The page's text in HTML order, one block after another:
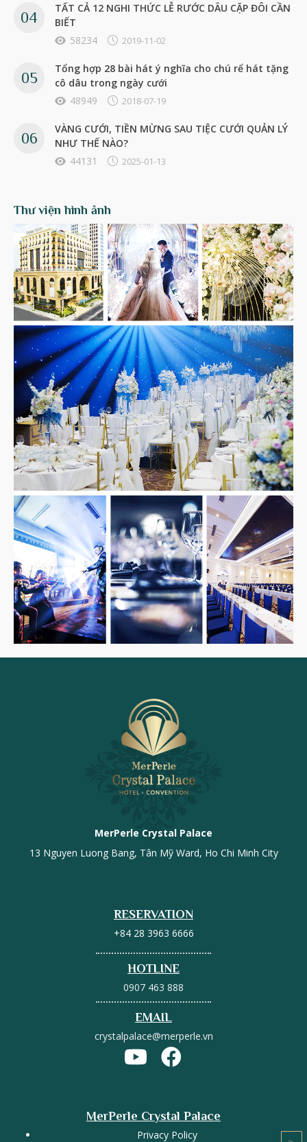
TẤT CẢ 12 NGHI THỨC LỄ RƯỚC DÂU CẶP ĐÔI CẦN
BIẾT
58234
2019-11-02
Tổng hợp 28 bài hát ý nghĩa cho chú rể hát tặng
cô dâu trong ngày cưới
48949
2018-07-19
VÀNG CƯỚI, TIỀN MỪNG SAU TIỆC CƯỚI QUẢN LÝ
NHƯ THẾ NÀO?
44131
2025-01-13
Thư viện hình ảnh
MerPerle Crystal Palace
13 Nguyen Luong Bang, Tân Mỹ Ward, Ho Chi Minh City
RESERVATION
+84 28 3963 6666
HOTLINE
0907 463 888
EMAIL
crystalpalace@merperle.vn
MerPerle Crystal Palace
Privacy Policy